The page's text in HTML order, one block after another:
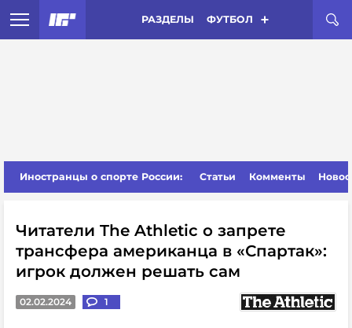
РАЗДЕЛЫ ФУТБОЛ
Иностранцы о спорте России: Статьи Комменты
Читатели The Athletic о запрете
трансфера американца в «Спартак»:
игрок должен решать сам
02.02.2024 1